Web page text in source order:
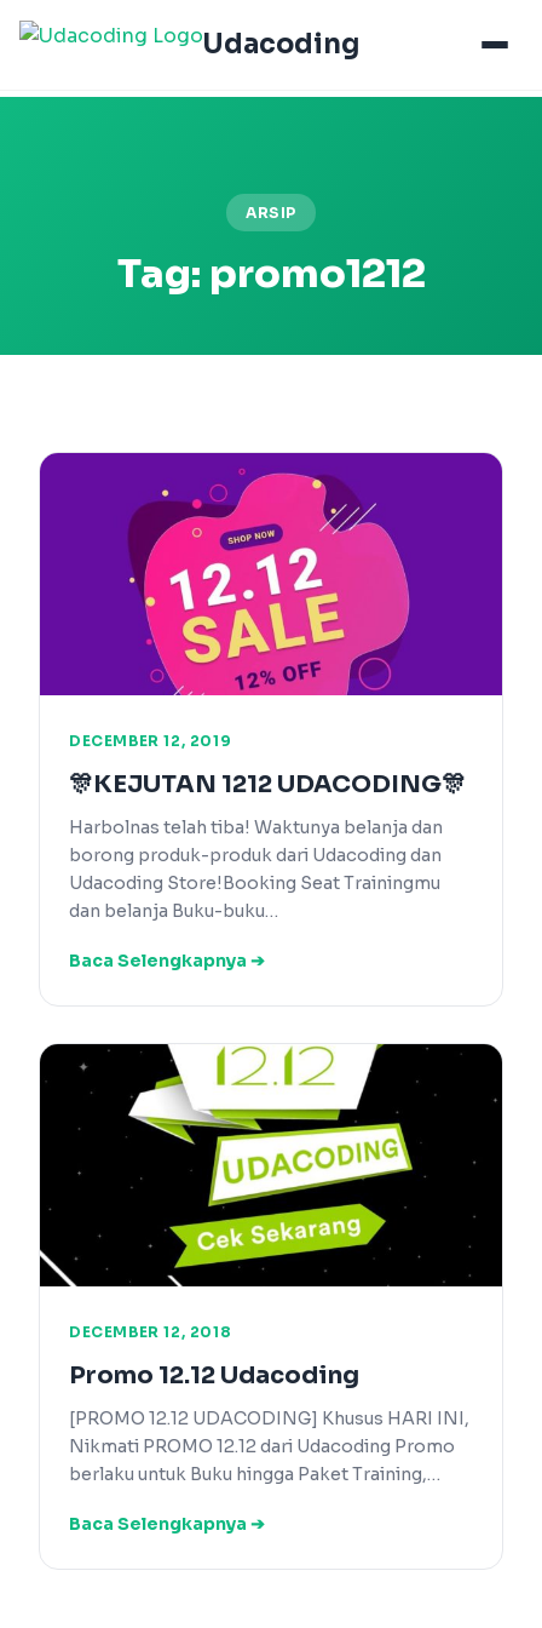
Udacoding
ARSIP
Tag: promo1212
DECEMBER 12, 2019
🎊KEJUTAN 1212 UDACODING🎊
Harbolnas telah tiba! Waktunya belanja dan
borong produk-produk dari Udacoding dan
Udacoding Store!Booking Seat Trainingmu
dan belanja Buku-buku…
Baca Selengkapnya ➔
DECEMBER 12, 2018
Promo 12.12 Udacoding
[PROMO 12.12 UDACODING] Khusus HARI INI,
Nikmati PROMO 12.12 dari Udacoding Promo
berlaku untuk Buku hingga Paket Training,…
Baca Selengkapnya ➔